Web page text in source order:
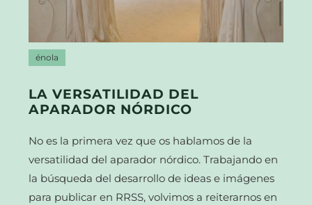
énola
LA VERSATILIDAD DEL
APARADOR NÓRDICO
No es la primera vez que os hablamos de la
versatilidad del aparador nórdico. Trabajando en
la búsqueda del desarrollo de ideas e imágenes
para publicar en RRSS, volvimos a reiterarnos en